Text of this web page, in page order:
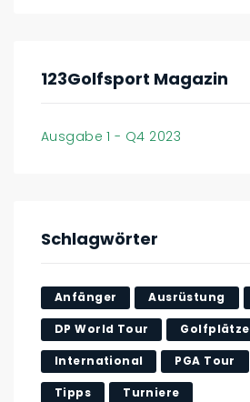
123Golfsport Magazin
Ausgabe 1 - Q4 2023
Schlagwörter
Anfänger Ausrüstung
DP World Tour Golfplätze
International PGA Tour
Tipps Turniere